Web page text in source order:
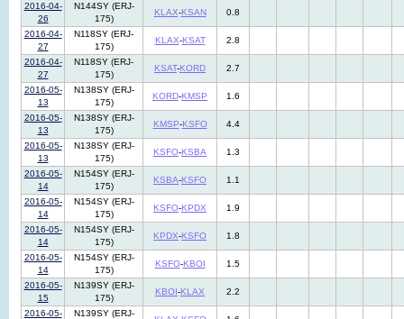
2016-04-
26
N144SY (ERJ-
175)
KLAX-KSAN 0.8
2016-04-
27
N118SY (ERJ-
175)
KLAX-KSAT 2.8
2016-04-
27
N118SY (ERJ-
175)
KSAT-KORD 2.7
2016-05-
13
N138SY (ERJ-
175)
KORD-KMSP 1.6
2016-05-
13
N138SY (ERJ-
175)
KMSP-KSFO 4.4
2016-05-
13
N138SY (ERJ-
175)
KSFO-KSBA 1.3
2016-05-
14
N154SY (ERJ-
175)
KSBA-KSFO 1.1
2016-05-
14
N154SY (ERJ-
175)
KSFO-KPDX 1.9
2016-05-
14
N154SY (ERJ-
175)
KPDX-KSFO 1.8
2016-05-
14
N154SY (ERJ-
175)
KSFO-KBOI 1.5
2016-05-
15
N139SY (ERJ-
175)
KBOI-KLAX 2.2
2016-05-
N139SY (ERJ-